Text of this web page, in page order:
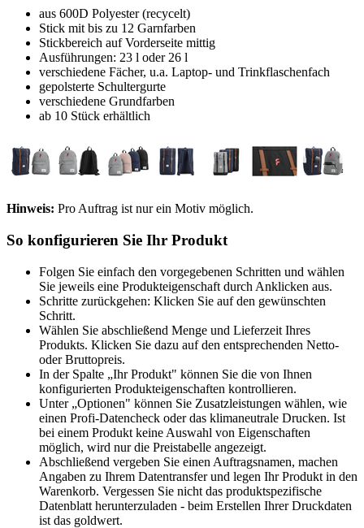
aus 600D Polyester (recycelt)
Stick mit bis zu 12 Garnfarben
Stickbereich auf Vorderseite mittig
Ausführungen: 23 l oder 26 l
verschiedene Fächer, u.a. Laptop- und Trinkflaschenfach
gepolsterte Schultergurte
verschiedene Grundfarben
ab 10 Stück erhältlich
Hinweis: Pro Auftrag ist nur ein Motiv möglich.
So konfigurieren Sie Ihr Produkt
Folgen Sie einfach den vorgegebenen Schritten und wählen
Sie jeweils eine Produkteigenschaft durch Anklicken aus.
Schritte zurückgehen: Klicken Sie auf den gewünschten
Schritt.
Wählen Sie abschließend Menge und Lieferzeit Ihres
Produkts. Klicken Sie dazu auf den entsprechenden Netto-
oder Bruttopreis.
In der Spalte „Ihr Produkt" können Sie die von Ihnen
konfigurierten Produkteigenschaften kontrollieren.
Unter „Optionen" können Sie Zusatzleistungen wählen, wie
einen Profi-Datencheck oder das klimaneutrale Drucken. Ist
bei einem Produkt keine Auswahl von Eigenschaften
möglich, wird nur die Preistabelle angezeigt.
Abschließend vergeben Sie einen Auftragsnamen, machen
Angaben zu Ihrem Datentransfer und legen Ihr Produkt in den
Warenkorb. Vergessen Sie nicht das produktspezifische
Datenblatt herunterzuladen - beim Erstellen Ihrer Druckdaten
ist das goldwert.